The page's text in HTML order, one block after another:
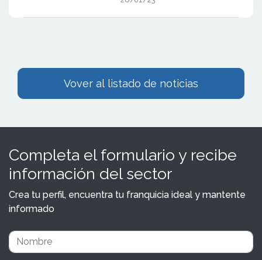
Vover al listado de noticias
Completa el formulario y recibe
información del sector
Crea tu perfil, encuentra tu franquicia ideal y mantente
informado